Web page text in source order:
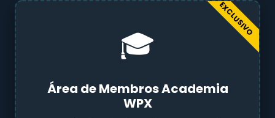
EXCLUSIVO
🎓
Área de Membros Academia
WPX